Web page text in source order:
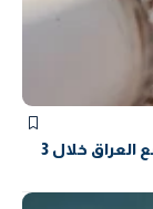
سوريا تتوقع إعادة تشغيل خط أنابيب النفط مع العراق خلال 3